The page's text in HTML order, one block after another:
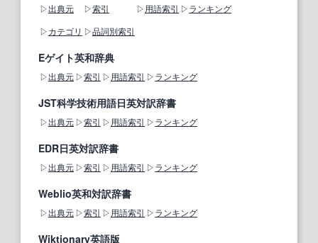
出典元 索引 用語索引
ランキング
カテゴリ
品詞別索引
Eゲイト英和辞典
出典元 索引 用語索引 ランキング
JST科学技術用語日英対訳辞書
出典元 索引 用語索引 ランキング
EDR日英対訳辞書
出典元 索引 用語索引 ランキング
Weblio英和対訳辞書
出典元 索引 用語索引 ランキング
Wiktionary英語版